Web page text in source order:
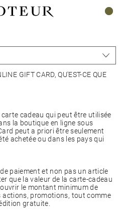
GIFT CARD, QU'EST-CE QUE
cadeau qui peut être utilisée
la boutique en ligne sous
peut a priori être seulement
achetée ou dans les pays qui
paiement et non pas un article
que la valeur de la carte-cadeau
le montant minimum de
actions, promotions, tout comme
gratuite.